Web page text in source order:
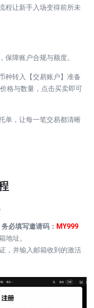
程让新手入场变得前所未
保障账户合规与额度。
种转入【交易账户】准备
格与数量，点击买卖即可
单，让每一笔交易都清晰
务必填写邀请码： MY999
地址。
，并输入邮箱收到的激活